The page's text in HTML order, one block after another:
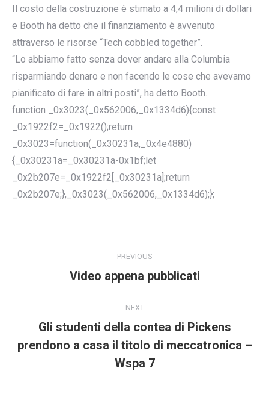
Il costo della costruzione è stimato a 4,4 milioni di dollari
e Booth ha detto che il finanziamento è avvenuto
attraverso le risorse “Tech cobbled together”.
“Lo abbiamo fatto senza dover andare alla Columbia
risparmiando denaro e non facendo le cose che avevamo
pianificato di fare in altri posti”, ha detto Booth.
function _0x3023(_0x562006,_0x1334d6){const
_0x1922f2=_0x1922();return
_0x3023=function(_0x30231a,_0x4e4880)
{_0x30231a=_0x30231a-0x1bf;let
_0x2b207e=_0x1922f2[_0x30231a];return
_0x2b207e;},_0x3023(_0x562006,_0x1334d6);};
PREVIOUS
Previous
Video appena pubblicati
NEXT
Next
post:
Gli studenti della contea di Pickens
prendono a casa il titolo di meccatronica –
Wspa 7